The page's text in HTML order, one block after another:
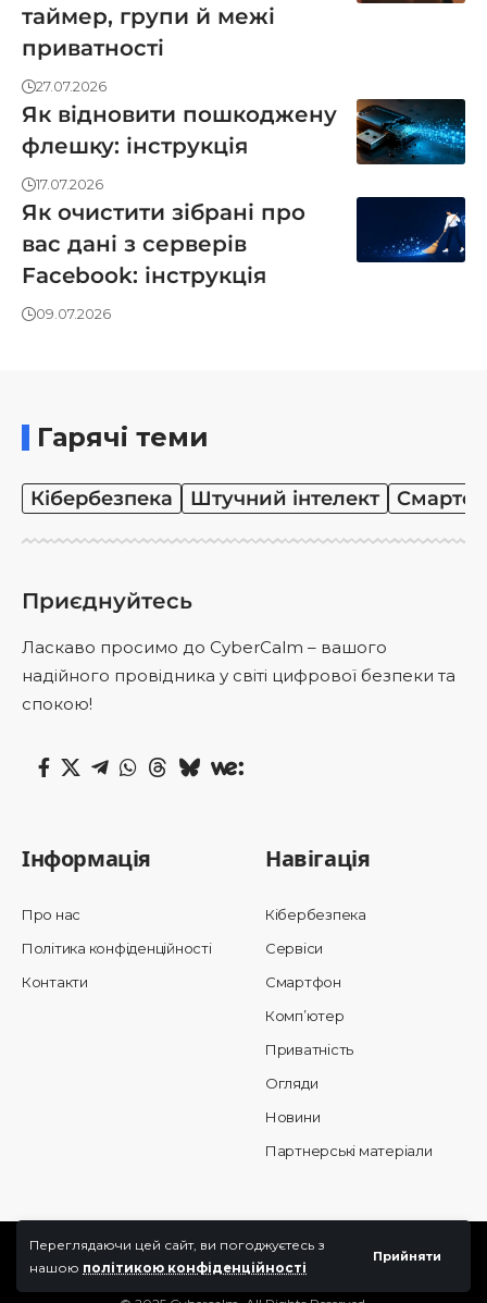
Переглядаючи цей сайт, ви погоджуєтесь з
нашою політикою конфіденційності
Прийняти
таймер, групи й межі
приватності
27.07.2026
Як відновити пошкоджену
флешку: інструкція
17.07.2026
Як очистити зібрані про
вас дані з серверів
Facebook: інструкція
09.07.2026
Гарячі теми
Кібербезпека Штучний інтелект
Приєднуйтесь
Ласкаво просимо до CyberCalm – вашого
надійного провідника у світі цифрової безпеки та
спокою!
Інформація
Про нас
Політика конфіденційності
Контакти
Навігація
Кібербезпека
Сервіси
Смартфон
Комп’ютер
Приватність
Огляди
Новини
Партнерські матеріали